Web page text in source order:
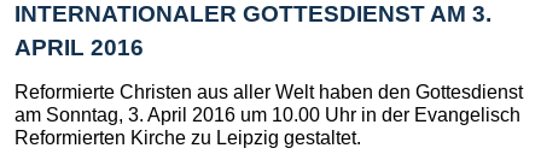
INTERNATIONALER GOTTESDIENST AM 3.
APRIL 2016
Reformierte Christen aus aller Welt haben den Gottesdienst
am Sonntag, 3. April 2016 um 10.00 Uhr in der Evangelisch
Reformierten Kirche zu Leipzig gestaltet.